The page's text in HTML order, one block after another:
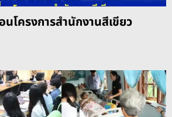
โครงการสำนักงานสีเขียว